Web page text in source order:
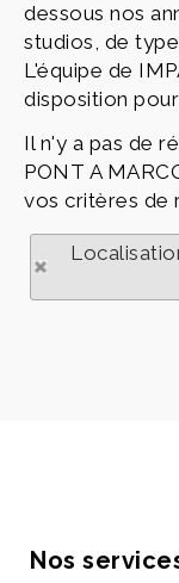
dessous nos
studios, de
L'équipe de
disposition
Il n'y a pas de
PONT A
vos critères de
Nos